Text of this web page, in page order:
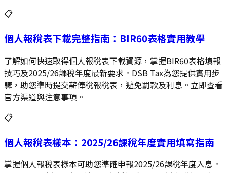
📋
個人報稅表下載完整指南：BIR60表格實用教學
了解如何快速取得個人報稅表下載資源，掌握BIR60表格填報
技巧及2025/26課稅年度最新要求。DSB Tax為您提供實用步
驟，助您準時提交薪俸稅報稅表，避免罰款及利息。立即查看
官方渠道與注意事項。
📋
個人報稅表樣本：2025/26課稅年度實用填寫指南
掌握個人報稅表樣本可助您準確申報2025/26課稅年度入息。